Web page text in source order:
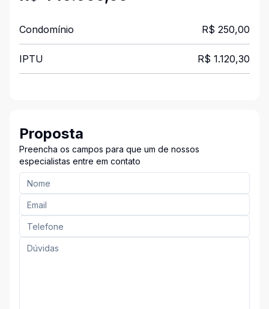
Condomínio R$ 250,00
IPTU R$ 1.120,30
Proposta
Preencha os campos para que um de nossos
especialistas entre em contato